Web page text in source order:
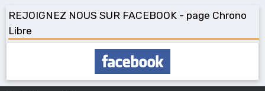
REJOIGNEZ NOUS SUR FACEBOOK - page Chrono
Libre